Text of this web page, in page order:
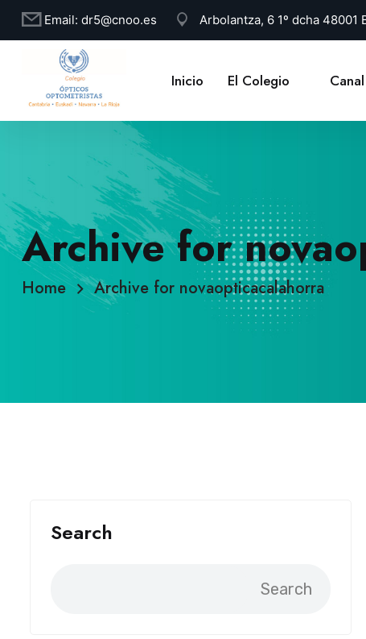
Email: dr5@cnoo.es Arbolantza, 6 1º dcha 48001
Inicio El Colegio
Archive for
Home Archive for novaopticacalahorra
Search
Search